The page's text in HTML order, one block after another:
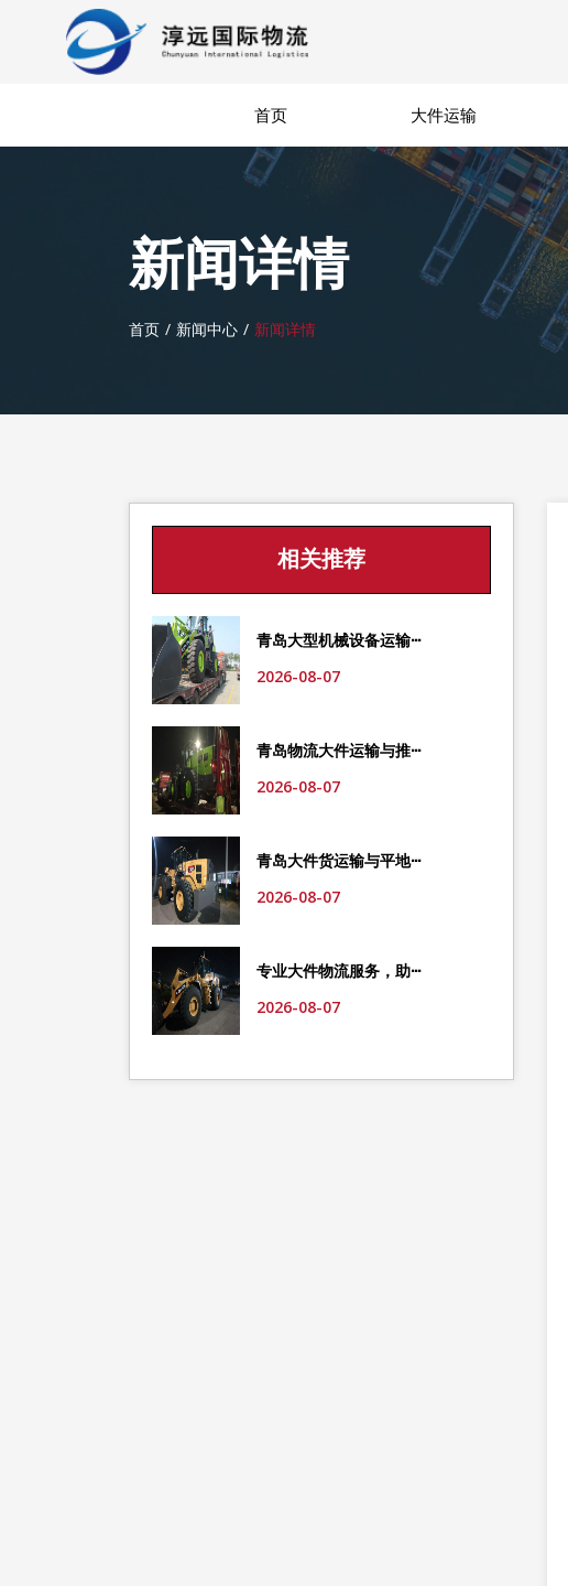
首页 大件运输
新闻详情
首页 新闻中心 新闻详情
相关推荐
青岛大型机械设备运输···
2026-08-07
青岛物流大件运输与推···
2026-08-07
青岛大件货运输与平地···
2026-08-07
专业大件物流服务，助···
2026-08-07